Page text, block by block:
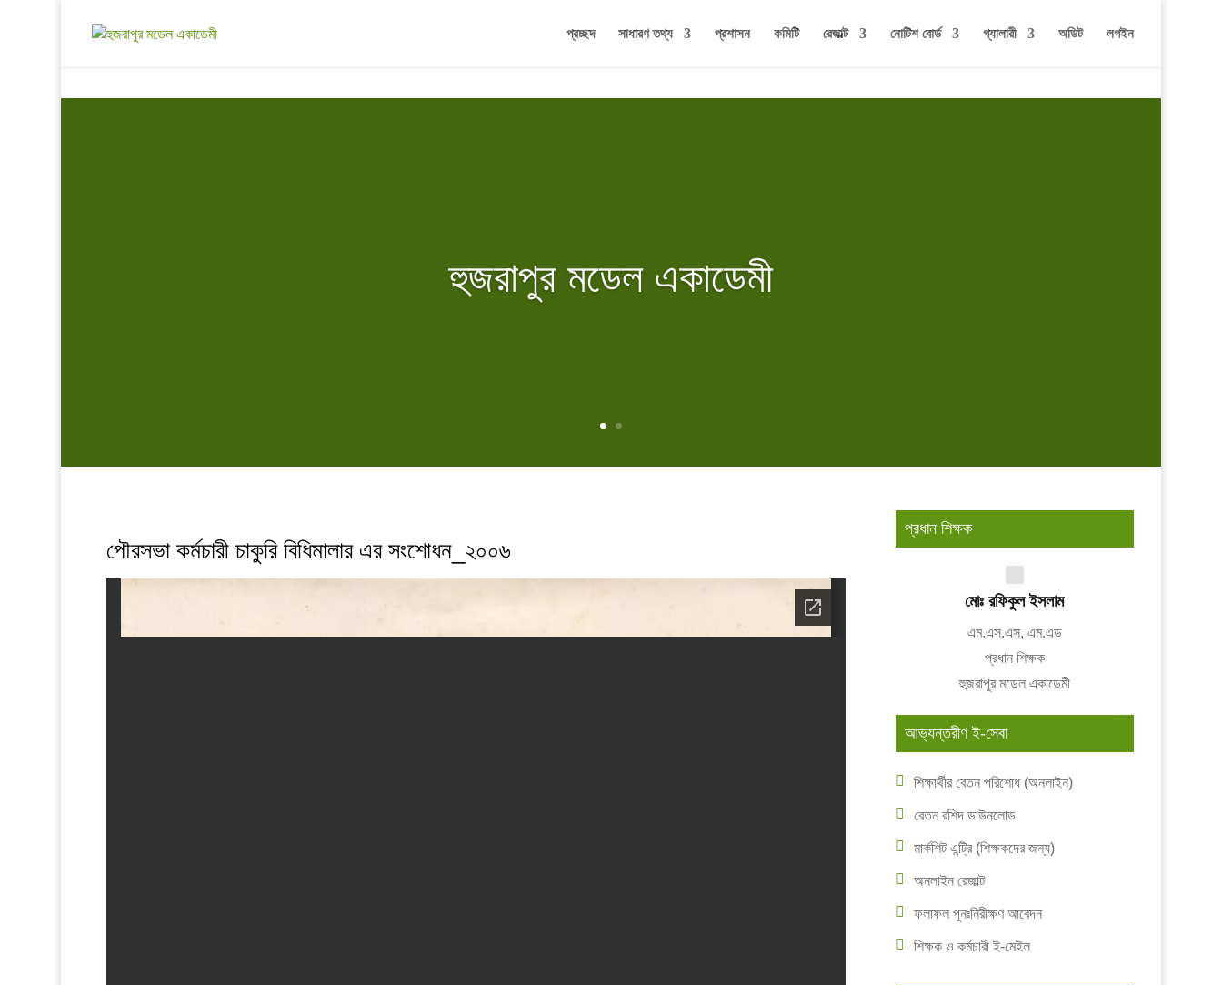
প্রচ্ছদ সাধারণ তথ্য প্রশাসন কমিটি রেজাল্ট নোটিশ বোর্ড গ্যালারী অডিট লগইন
হুজরাপুর মডেল একাডেমী
পৌরসভা কর্মচারী চাকুরি বিধিমালার এর সংশোধন_২০০৬
প্রধান শিক্ষক
মোঃ রফিকুল ইসলাম
এম.এস.এস, এম.এড
প্রধান শিক্ষক
হুজরাপুর মডেল একাডেমী
আভ্যন্তরীণ ই-সেবা
শিক্ষার্থীর বেতন পরিশোধ (অনলাইন)
বেতন রশিদ ডাউনলোড
মার্কশিট এন্ট্রি (শিক্ষকদের জন্য)
অনলাইন রেজাল্ট
ফলাফল পুনঃনিরীক্ষণ আবেদন
শিক্ষক ও কর্মচারী ই-মেইল